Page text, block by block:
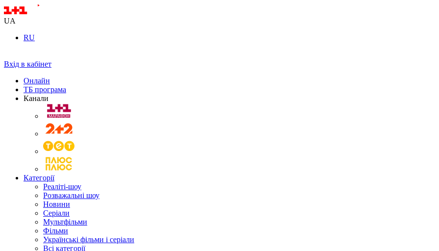
UA
RU
Вхід в кабінет
Онлайн
ТБ програма
Канали
Категорії
Реаліті-шоу
Розважальні шоу
Новини
Серіали
Мультфільми
Фільми
Українські фільми і серіали
Всі категорії